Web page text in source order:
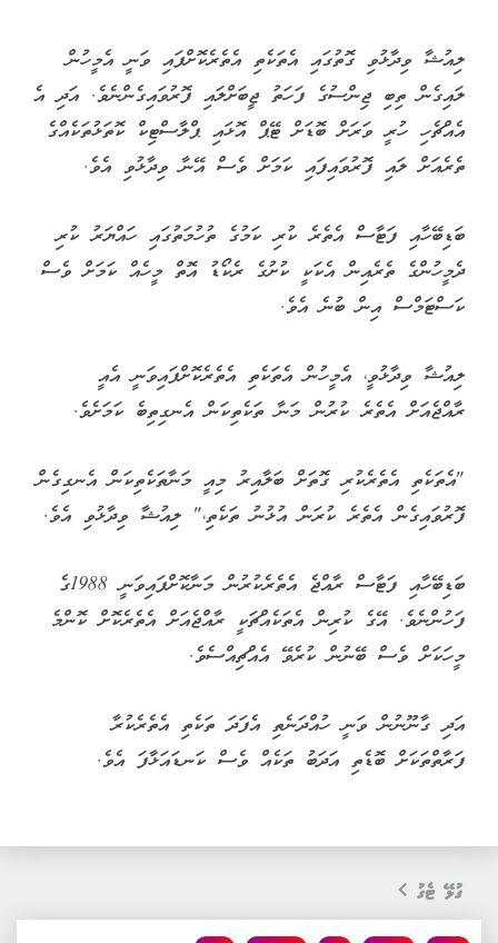
ލިއުޝާ ވިދާޅުވި ގޮތުގައި އެތަކެތި އެތެރެކޮށްފައި ވަނީ އެމީހުން
ލައިގެން ތިބި ޖިންސުގެ ފަހަތު ޖީބަށްލައި ފޮރުވައިގެންނެވެ. އަދި އެ
އެއްޗެހި ހުރީ ވަރަށް ބޮޑަށް ޓޭޕް އޮޅައި ޕްލާސްޓިކް ކޮތަޅުތަކެއްގެ
ތެރެއަށް ލައި ފޮރުވައިފައި ކަމަށް ވެސް އޭނާ ވިދާޅުވި އެވެ.
ބަޑިބޭހާއި ފަޓާސް އެތެރެ ކުރި ކަމުގެ ތުހުމަތުގައި ހައްޔަރު ކުރި
ދެމީހުންގެ ތެރެއިން އެކަކީ ކުށުގެ ރެކޯޑު އޮތް މީހެއް ކަމަށް ވެސް
ކަސްޓަމްސް އިން ބުނެ އެވެ.
ލިއުޝާ ވިދާޅުވީ، އެމީހުން އެތަކެތި އެތެރެކޮށްފައިވަނީ އެއީ
ރާއްޖެއަށް އެތެރެ ކުރުން މަނާ ތަކެތިކަން އެނގިތިބެ ކަމަށެވެ.
"އެތަކެތި އެތެރެކުރި ގޮތަށް ބަލާއިރު މިއީ މަނާތަކެތިކަން އެނގިގެން
ފޮރުވައިގެން އެތެރެ ކުރަން އުޅުނު ތަކެތި،" ލިއުޝާ ވިދާޅުވި އެވެ.
ބަޑިބޭހާއި ފަޓާސް ރާއްޖެ އެތެރެކުރުން މަނާކޮށްފައިވަނީ 1988ގެ
ފަހުންނެވެ. އޭގެ ކުރިން އެތަކެއްޗަކީ ރާއްޖެއަށް އެތެރެކޮށް ކޮންމެ
މީހަކަށް ވެސް ބޭނުން ކުރެވޭ އެއްޗިއްސެވެ.
އަދި ގާނޫނުން ވަނީ ހުއްދަނެތި އެފަދަ ތަކެތި އެތެރެކުރާ
ފަރާތްތަކަށް ބޮޑެތި އަދަބު ތަކެއް ވެސް ކަނޑައަޅާފަ އެވެ.
ގުޅޭ ޓެގު